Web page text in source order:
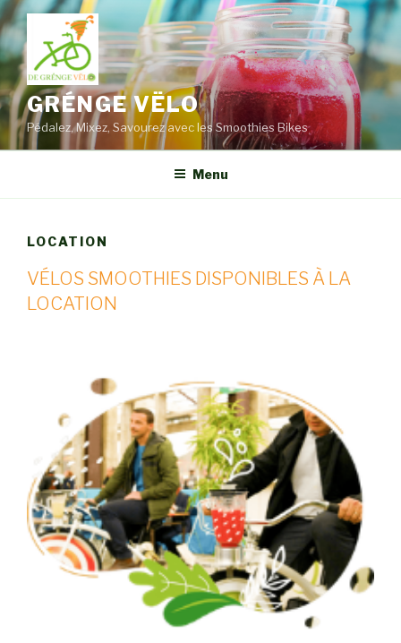
Aller
au
contenu
principal
GRÉNGE VËLO
Pédalez, Mixez, Savourez avec les Smoothies Bikes
Menu
LOCATION
VÉLOS SMOOTHIES DISPONIBLES À LA
LOCATION